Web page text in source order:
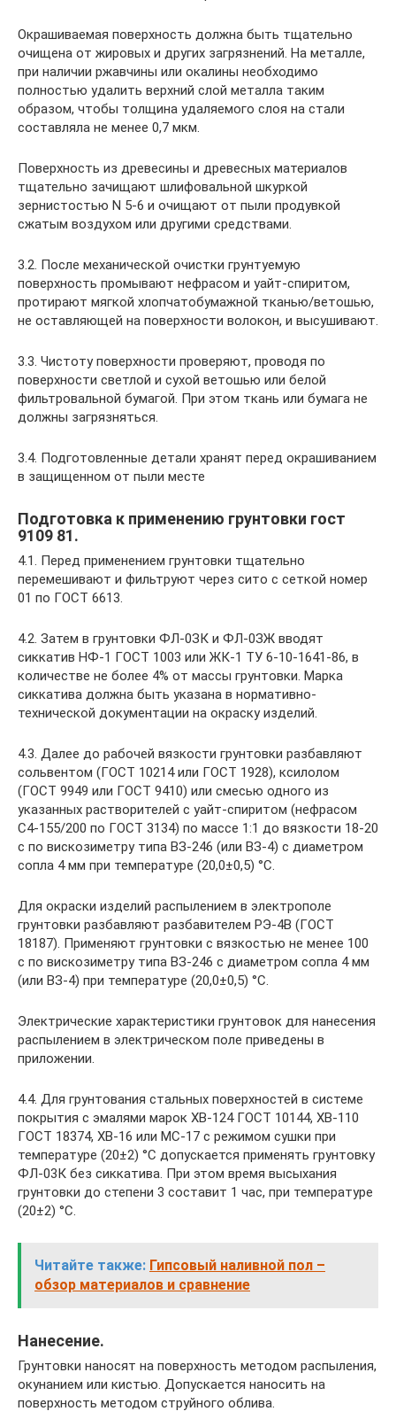
Окрашиваемая поверхность должна быть тщательно
очищена от жировых и других загрязнений. На металле,
при наличии ржавчины или окалины необходимо
полностью удалить верхний слой металла таким
образом, чтобы толщина удаляемого слоя на стали
составляла не менее 0,7 мкм.
Поверхность из древесины и древесных материалов
тщательно зачищают шлифовальной шкуркой
зернистостью N 5-6 и очищают от пыли продувкой
сжатым воздухом или другими средствами.
3.2. После механической очистки грунтуемую
поверхность промывают нефрасом и уайт-спиритом,
протирают мягкой хлопчатобумажной тканью/ветошью,
не оставляющей на поверхности волокон, и высушивают.
3.3. Чистоту поверхности проверяют, проводя по
поверхности светлой и сухой ветошью или белой
фильтровальной бумагой. При этом ткань или бумага не
должны загрязняться.
3.4. Подготовленные детали хранят перед окрашиванием
в защищенном от пыли месте
Подготовка к применению грунтовки гост
9109 81.
4.1. Перед применением грунтовки тщательно
перемешивают и фильтруют через сито с сеткой номер
01 по ГОСТ 6613.
4.2. Затем в грунтовки ФЛ-0ЗК и ФЛ-0ЗЖ вводят
сиккатив НФ-1 ГОСТ 1003 или ЖК-1 ТУ 6-10-1641-86, в
количестве не более 4% от массы грунтовки. Марка
сиккатива должна быть указана в нормативно-
технической документации на окраску изделий.
4.3. Далее до рабочей вязкости грунтовки разбавляют
сольвентом (ГОСТ 10214 или ГОСТ 1928), ксилолом
(ГОСТ 9949 или ГОСТ 9410) или смесью одного из
указанных растворителей с уайт-спиритом (нефрасом
С4-155/200 по ГОСТ 3134) по массе 1:1 до вязкости 18-20
с по вискозиметру типа ВЗ-246 (или ВЗ-4) с диаметром
сопла 4 мм при температуре (20,0±0,5) °С.
Для окраски изделий распылением в электрополе
грунтовки разбавляют разбавителем РЭ-4В (ГОСТ
18187). Применяют грунтовки с вязкостью не менее 100
с по вискозиметру типа ВЗ-246 с диаметром сопла 4 мм
(или ВЗ-4) при температуре (20,0±0,5) °С.
Электрические характеристики грунтовок для нанесения
распылением в электрическом поле приведены в
приложении.
4.4. Для грунтования стальных поверхностей в системе
покрытия с эмалями марок ХВ-124 ГОСТ 10144, ХВ-110
ГОСТ 18374, ХВ-16 или МС-17 с режимом сушки при
температуре (20±2) °С допускается применять грунтовку
ФЛ-03К без сиккатива. При этом время высыхания
грунтовки до степени 3 составит 1 час, при температуре
(20±2) °С.
Читайте также: Гипсовый наливной пол –
обзор материалов и сравнение
Нанесение.
Грунтовки наносят на поверхность методом распыления,
окунанием или кистью. Допускается наносить на
поверхность методом струйного облива.